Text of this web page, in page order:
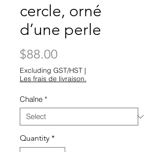
cercle, orné
d’une perle
$88.00
Excluding GST/HST |
Les frais de livraison.
Chaîne *
Quantity *